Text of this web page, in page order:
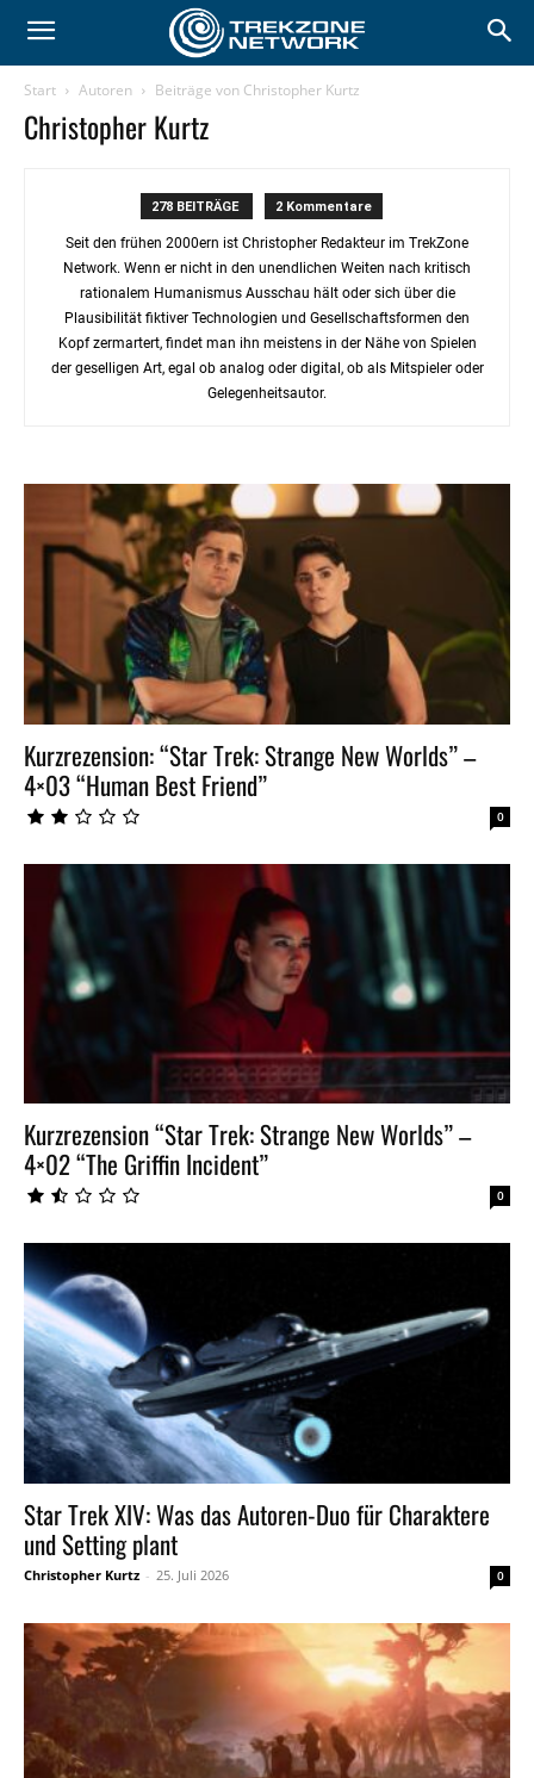
Start Autoren Beiträge von Christopher Kurtz
Christopher Kurtz
278 BEITRÄGE 2 Kommentare
Seit den frühen 2000ern ist Christopher Redakteur im TrekZone
Network. Wenn er nicht in den unendlichen Weiten nach kritisch
rationalem Humanismus Ausschau hält oder sich über die
Plausibilität fiktiver Technologien und Gesellschaftsformen den
Kopf zermartert, findet man ihn meistens in der Nähe von Spielen
der geselligen Art, egal ob analog oder digital, ob als Mitspieler oder
Gelegenheitsautor.
Kurzrezension: “Star Trek: Strange New Worlds” –
4×03 “Human Best Friend”
0
Kurzrezension “Star Trek: Strange New Worlds” –
4×02 “The Griffin Incident”
0
Star Trek XIV: Was das Autoren-Duo für Charaktere
und Setting plant
Christopher Kurtz - 25. Juli 2026 0